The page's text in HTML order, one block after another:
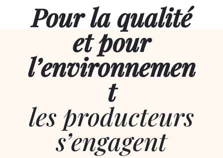
Pour la qualité
et pour
l’environnemen
t
les producteurs
s’engagent